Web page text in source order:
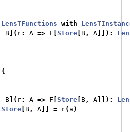
LensTFunctions with
B ]( r: A => F [Store B, A ]]):
{
B ]( r: A => F [Store B, A ]]):
[Store B, A = r( a )